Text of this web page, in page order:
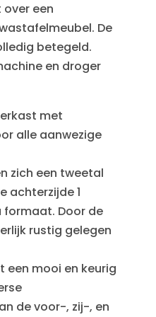
een
De
betegeld.
en droger
met
alle aanwezige
zich een tweetal
achterzijde 1
Door de
rustig gelegen
een mooi en keurig
de voor-, zij-, en